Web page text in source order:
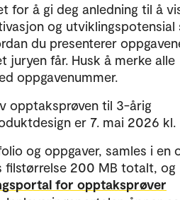
for å gi deg anledning til å
og utviklingspotensial
du presenterer
juryen får. Husk å merke alle
oppgavenummer.
opptaksprøven til 3-årig
er 7. mai 2026 kl.
og oppgaver, samles i en
filstørrelse 200 MB totalt, og
for opptaksprøver